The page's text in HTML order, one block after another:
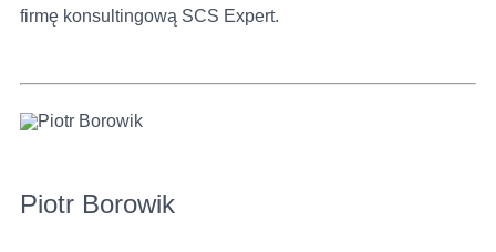
firmę konsultingową SCS Expert.
Piotr Borowik